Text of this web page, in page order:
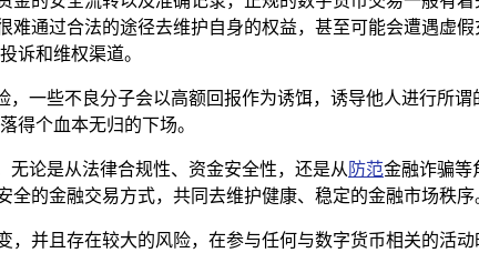
难通过合法的途径去维护自身的权益，甚至可能会遭遇虚
诉和维权渠道。
，一些不良分子会以高额回报作为诱饵，诱导他人进行所
得个血本无归的下场。
无论是从法律合规性、资金安全性，还是从 防范金融诈骗等
的金融交易方式，共同去维护健康、稳定的金融市场秩序
，并且存在较大的风险，在参与任何与数字货币相关的活